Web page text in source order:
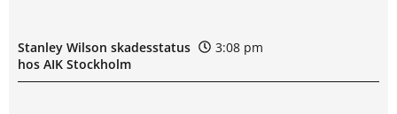
Stanley Wilson skadesstatus
hos AIK Stockholm
3:08 pm